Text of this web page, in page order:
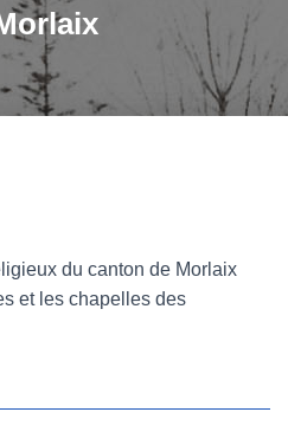
du canton de Morlaix
et les chapelles des